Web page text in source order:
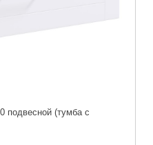
подвесной (тумба с